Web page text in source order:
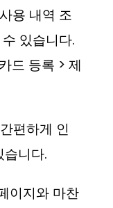
용 내역 조
있습니다.
드 등록 > 제
편하게 인
니다.
이지와 마찬